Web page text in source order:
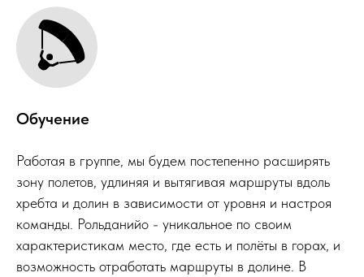
Обучение
Работая в группе, мы будем постепенно расширять
зону полетов, удлиняя и вытягивая маршруты вдоль
хребта и долин в зависимости от уровня и настроя
команды. Рольданийо - уникальное по своим
характеристикам место, где есть и полёты в горах, и
возможность отработать маршруты в долине. В